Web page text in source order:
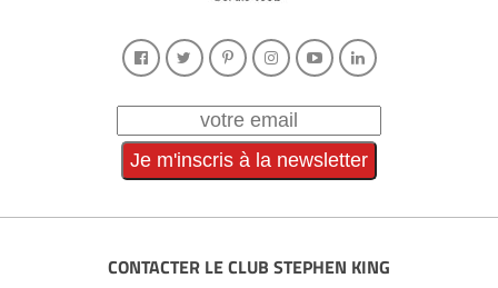
CONTACTER LE CLUB STEPHEN KING